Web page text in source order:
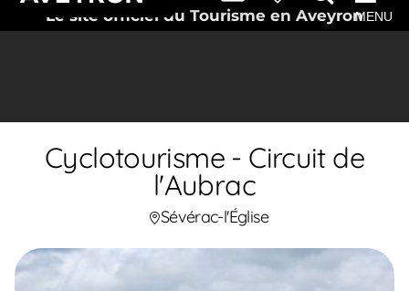
Le site officiel du Tourisme en AveyronMENU
Cyclotourisme - Circuit de
l'Aubrac
Sévérac-l'Église